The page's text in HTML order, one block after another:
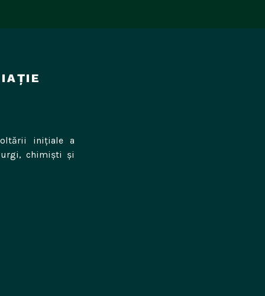
inițiale a
chimiști și